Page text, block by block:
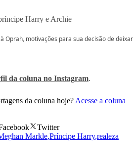
Oprah, motivações para sua decisão de
da coluna no Instagram.
da coluna hoje? Acesse a coluna
Twitter
Markle,Príncipe Harry,realeza